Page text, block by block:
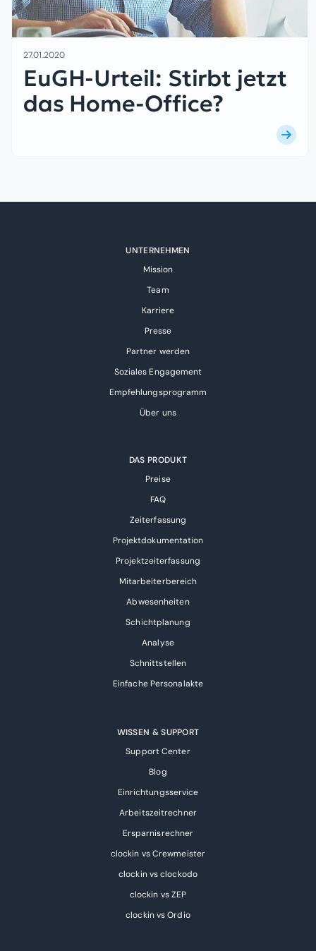
27.01.2020
EuGH-Urteil: Stirbt jetzt
das Home-Office?
UNTERNEHMEN
Mission
Team
Karriere
Presse
Partner werden
Soziales Engagement
Empfehlungsprogramm
Über uns
DAS PRODUKT
Preise
FAQ
Zeiterfassung
Projektdokumentation
Projektzeiterfassung
Mitarbeiterbereich
Abwesenheiten
Schichtplanung
Analyse
Schnittstellen
Einfache Personalakte
WISSEN & SUPPORT
Support Center
Blog
Einrichtungsservice
Arbeitszeitrechner
Ersparnisrechner
clockin vs Crewmeister
clockin vs clockodo
clockin vs ZEP
clockin vs Ordio